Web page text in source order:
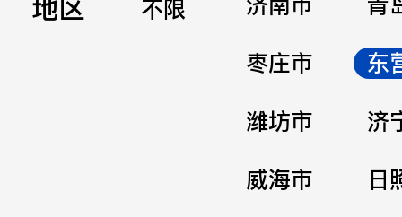
地区 不限
枣庄市
东
潍坊市
济
威海市
日